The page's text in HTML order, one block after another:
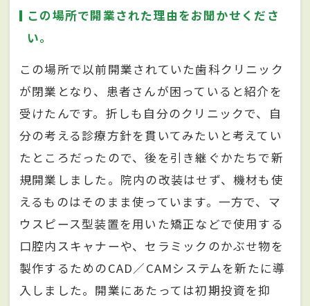
この場所で開業された理由をお聞かせくださ
い。
この場所で以前開業されていた歯科クリニック
が閉業となり、患者さんが困っていると紹介を
受けたんです。折しも自分のクリニックで、自
分の考える診療方針を貫いてみたいと考えてい
たところだったので、後を引き継ぐかたちで新
規開業しました。院内の改装はせず、機材も使
えるものはそのまま使っています。一方で、マ
ウスピース型装置を用いた矯正などで使用する
口腔内スキャナーや、セラミックのかぶせ物を
製作するためのCAD／CAMシステムを新たに導
入しました。開業にあたっては初期投資を抑